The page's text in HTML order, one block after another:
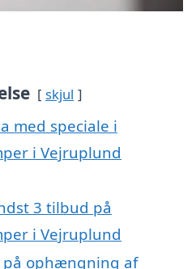
skjul
med speciale i
i Vejruplund
3 tilbud på
i Vejruplund
på ophængning af